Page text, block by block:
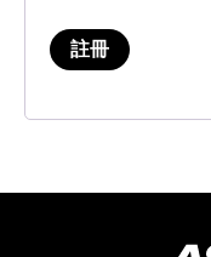
註冊